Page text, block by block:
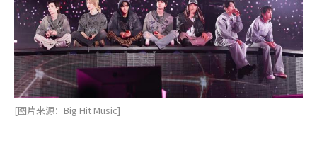
[图片来源：Big Hit Music]